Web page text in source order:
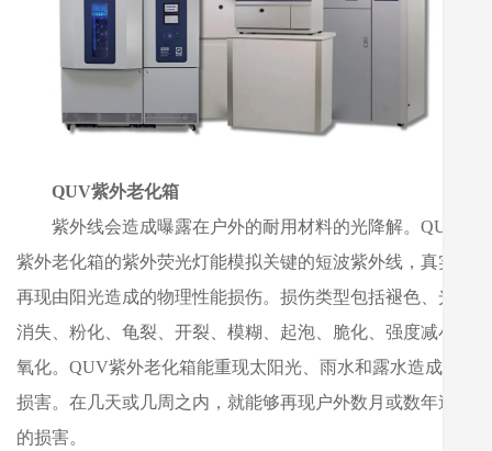
QUV紫外老化箱
紫外线会造成曝露在户外的耐用材料的光降解。QUV
紫外老化箱的紫外荧光灯能模拟关键的短波紫外线，真实地
再现由阳光造成的物理性能损伤。损伤类型包括褪色、光泽
消失、粉化、龟裂、开裂、模糊、起泡、脆化、强度减小和
氧化。QUV紫外老化箱能重现太阳光、雨水和露水造成的
损害。在几天或几周之内，就能够再现户外数月或数年造成
的损害。